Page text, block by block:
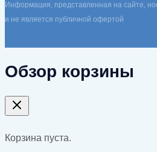
Информация, представленная на сайте,
и не является публичной офертой
Обзор корзины
Корзина пуста.